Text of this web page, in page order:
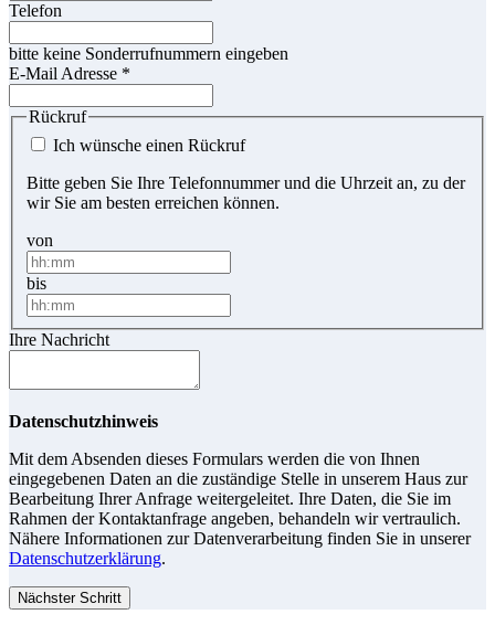
Telefon
bitte keine Sonderrufnummern eingeben
E-Mail Adresse *
Rückruf
Ich wünsche einen Rückruf
Bitte geben Sie Ihre Telefonnummer und die Uhrzeit an, zu der
wir Sie am besten erreichen können.
von
bis
Ihre Nachricht
Datenschutzhinweis
Mit dem Absenden dieses Formulars werden die von Ihnen
eingegebenen Daten an die zuständige Stelle in unserem Haus zur
Bearbeitung Ihrer Anfrage weitergeleitet. Ihre Daten, die Sie im
Rahmen der Kontaktanfrage angeben, behandeln wir vertraulich.
Nähere Informationen zur Datenverarbeitung finden Sie in unserer
Datenschutzerklärung.
Nächster Schritt